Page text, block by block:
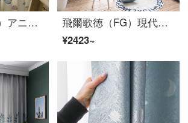
飛爾歌德（FG）アニメ子供可愛い小魚亜麻プリントのカーテンリビングルームの書斎ベビールームのカーテンカスタマイズ可愛い漫画小魚カーテン（窓紗を含まない）の幅3メートル*高さ2.7メートル-フック式一枚（高さは短く変えられます）
飛爾歌徳（FG）現代簡約水杉印模様の遮光カーテンリビングルームの書斎バルコニーの床にあるカーテンのカーテンをカスタマイズしてカーテンをつなぎ合わせます。幅3 m*高さ2.7 m-フック式の一枚です。
¥2423~